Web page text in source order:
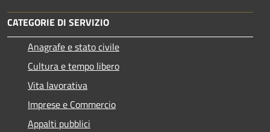
CATEGORIE DI SERVIZIO
Anagrafe e stato civile
Cultura e tempo libero
Vita lavorativa
Imprese e Commercio
Appalti pubblici